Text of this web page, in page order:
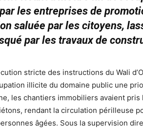
les entreprises de
saluée par les citoyens,
par les travaux de
stricte des instructions du Wali
illicite du domaine public une
les chantiers immobiliers avaient pris
rendant la circulation périlleuse
âgées. Sous la supervision